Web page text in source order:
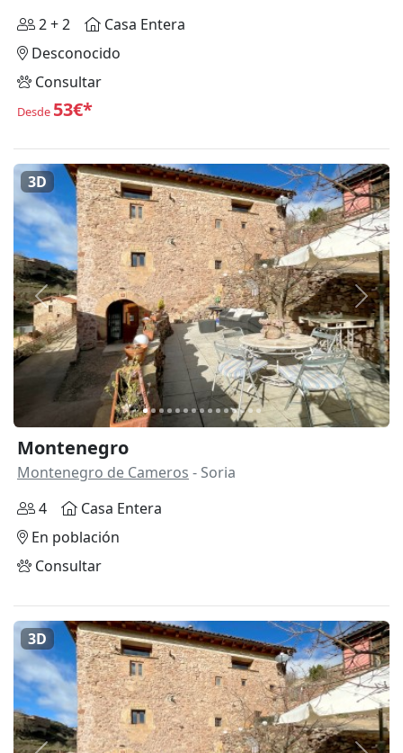
2 + 2
Casa Entera
Desconocido
Consultar
Desde 53€*
Anterior
3D
Montenegro
Montenegro de Cameros - Soria
4
Casa Entera
En población
Consultar
3D